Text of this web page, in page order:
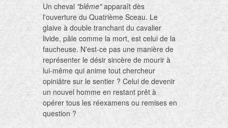
Un cheval "blême"apparaît dès
l'ouverture du Quatrième Sceau. Le
glaive à double tranchant du cavalier
livide, pâle comme la mort, est celui de la
faucheuse. N'est-ce pas une manière de
représenter le désir sincère de mourir à
lui-même qui anime tout chercheur
opiniâtre sur le sentier ? Celui de devenir
un nouvel homme en restant prêt à
opérer tous les réexamens ou remises en
question ?